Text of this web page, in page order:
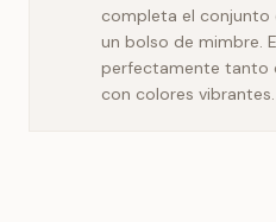
completa el conjunto
un bolso de mimbre.
perfectamente tanto
con colores vibrantes.